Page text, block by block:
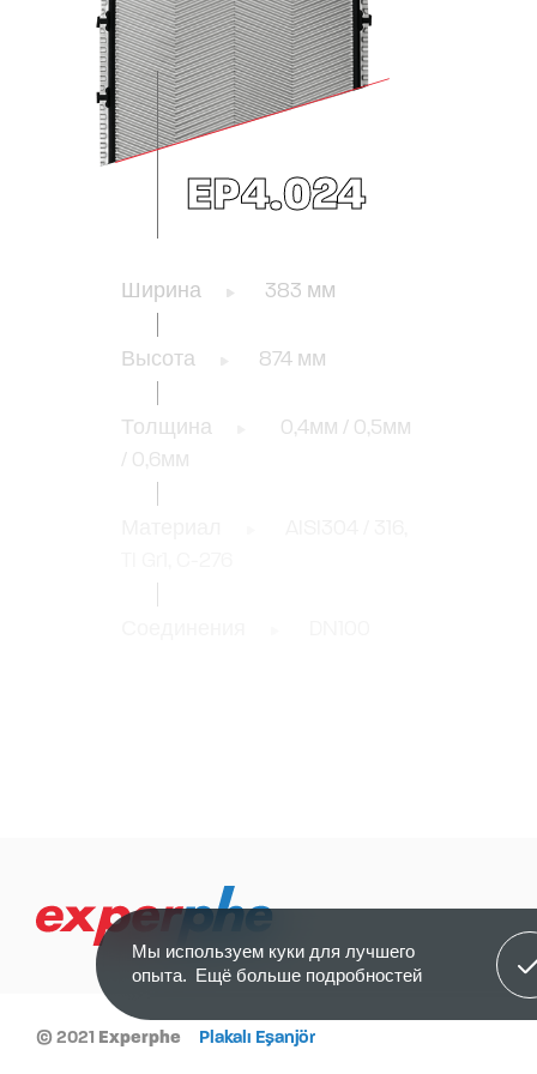
Мы используем куки для лучшего
опыта. Ещё больше подробностей
Я
EP4.024
Ширина 383 мм
Высота 874 мм
Толщина
0,4мм / 0,5мм
/ 0,6мм
© 2021 Experphe Plakalı Eşanjör